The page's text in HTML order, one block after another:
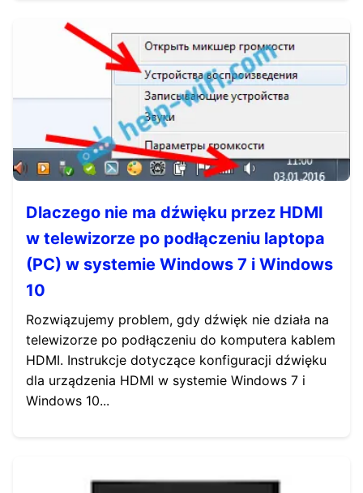
Dlaczego nie ma dźwięku przez HDMI
w telewizorze po podłączeniu laptopa
(PC) w systemie Windows 7 i Windows
10
Rozwiązujemy problem, gdy dźwięk nie działa na
telewizorze po podłączeniu do komputera kablem
HDMI. Instrukcje dotyczące konfiguracji dźwięku
dla urządzenia HDMI w systemie Windows 7 i
Windows 10...